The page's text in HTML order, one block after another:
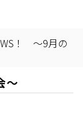
！ ～9月の
～